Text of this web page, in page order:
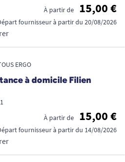
À partir de
15,00 €
fournisseur à partir du 20/08/2026
ERGO
à domicile Filien
À partir de
15,00 €
fournisseur à partir du 14/08/2026